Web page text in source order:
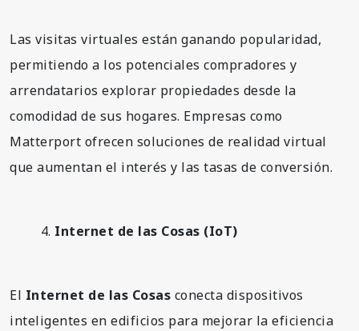
Las visitas virtuales están ganando popularidad,
permitiendo a los potenciales compradores y
arrendatarios explorar propiedades desde la
comodidad de sus hogares. Empresas como
Matterport ofrecen soluciones de realidad virtual
que aumentan el interés y las tasas de conversión.
Internet de las Cosas (IoT)
El Internet de las Cosas conecta dispositivos
inteligentes en edificios para mejorar la eficiencia